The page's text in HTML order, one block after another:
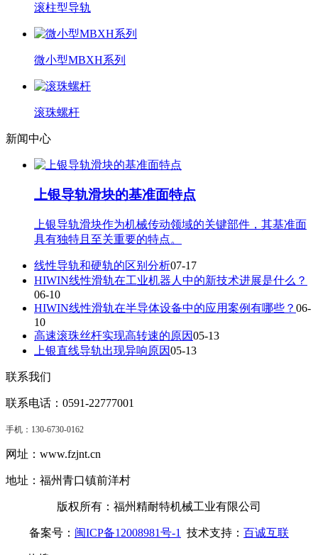
滚柱型导轨
微小型MBXH系列
滚珠螺杆
新闻中心
上银导轨滑块的基准面特点
上银导轨滑块作为机械传动领域的关键部件，其基准面
具有独特且至关重要的特点。
线性导轨和硬轨的区别分析07-17
HIWIN线性滑轨在工业机器人中的新技术进展是什么？
06-10
HIWIN线性滑轨在半导体设备中的应用案例有哪些？ 06-
10
高速滚珠丝杆实现高转速的原因05-13
上银直线导轨出现异响原因05-13
联系我们
联系电话：0591-22777001
手机： 130-6730-0162
网址：www.fzjnt.cn
地址：福州青口镇前洋村
版权所有：福州精耐特机械工业有限公司
备案号： 闽ICP备12008981号-1 技术支持： 百诚互联